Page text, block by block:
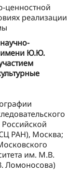
ценностной
реализации
имени Ю.Ю.
РАН), Москва;
им. М.В.
Ломоносова)